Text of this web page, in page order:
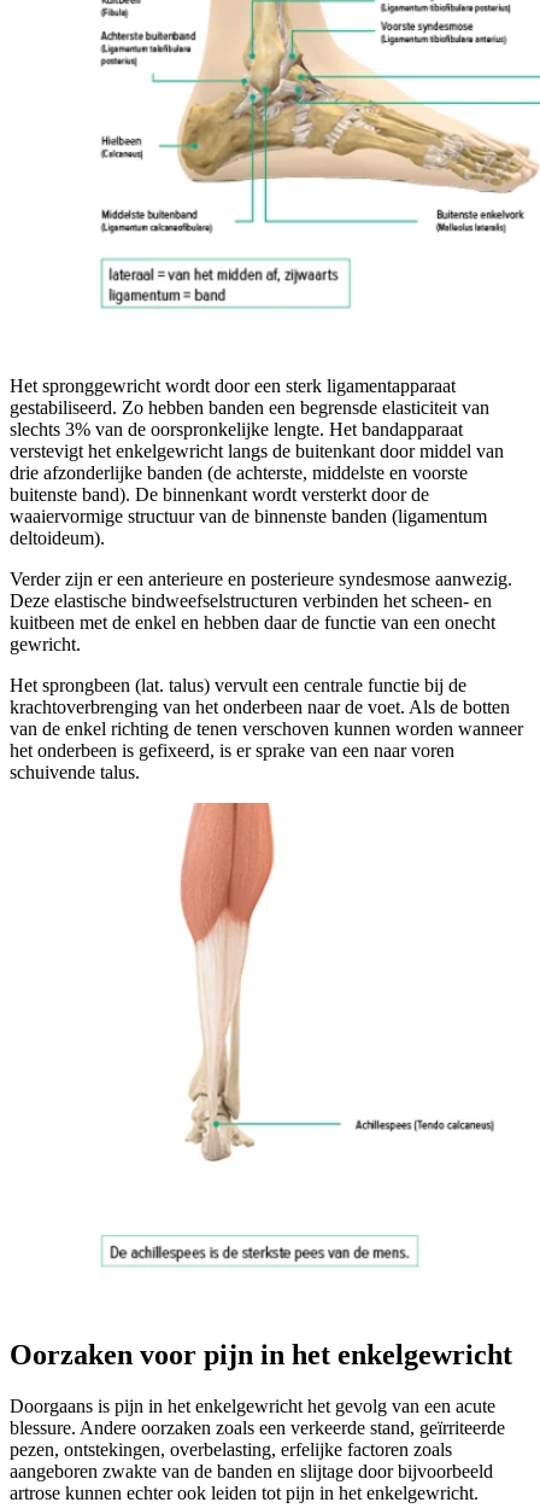
Het spronggewricht wordt door een sterk ligamentapparaat
gestabiliseerd. Zo hebben banden een begrensde elasticiteit van
slechts 3% van de oorspronkelijke lengte. Het bandapparaat
verstevigt het enkelgewricht langs de buitenkant door middel van
drie afzonderlijke banden (de achterste, middelste en voorste
buitenste band). De binnenkant wordt versterkt door de
waaiervormige structuur van de binnenste banden (ligamentum
deltoideum).
Verder zijn er een anterieure en posterieure syndesmose aanwezig.
Deze elastische bindweefselstructuren verbinden het scheen- en
kuitbeen met de enkel en hebben daar de functie van een onecht
gewricht.
Het sprongbeen (lat. talus) vervult een centrale functie bij de
krachtoverbrenging van het onderbeen naar de voet. Als de botten
van de enkel richting de tenen verschoven kunnen worden wanneer
het onderbeen is gefixeerd, is er sprake van een naar voren
schuivende talus.
Oorzaken voor pijn in het enkelgewricht
Doorgaans is pijn in het enkelgewricht het gevolg van een acute
blessure. Andere oorzaken zoals een verkeerde stand, geïrriteerde
pezen, ontstekingen, overbelasting, erfelijke factoren zoals
aangeboren zwakte van de banden en slijtage door bijvoorbeeld
artrose kunnen echter ook leiden tot pijn in het enkelgewricht.